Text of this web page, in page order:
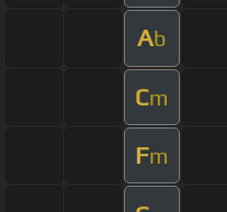
Ab
Cm
Fm